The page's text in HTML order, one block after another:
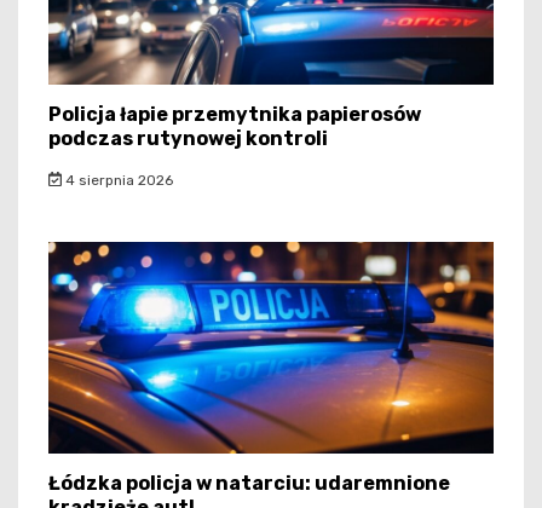
Policja łapie przemytnika papierosów
podczas rutynowej kontroli
4 sierpnia 2026
Łódzka policja w natarciu: udaremnione